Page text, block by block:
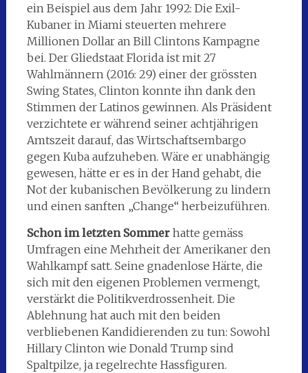
ein Beispiel aus dem Jahr 1992: Die Exil-
Kubaner in Miami steuerten mehrere
Millionen Dollar an Bill Clintons Kampagne
bei. Der Gliedstaat Florida ist mit 27
Wahlmännern (2016: 29) einer der grössten
Swing States, Clinton konnte ihn dank den
Stimmen der Latinos gewinnen. Als Präsident
verzichtete er während seiner achtjährigen
Amtszeit darauf, das Wirtschaftsembargo
gegen Kuba aufzuheben. Wäre er unabhängig
gewesen, hätte er es in der Hand gehabt, die
Not der kubanischen Bevölkerung zu lindern
und einen sanften „Change“ herbeizuführen.
Schon im letzten Sommerhatte gemäss
Umfragen eine Mehrheit der Amerikaner den
Wahlkampf satt. Seine gnadenlose Härte, die
sich mit den eigenen Problemen vermengt,
verstärkt die Politikverdrossenheit. Die
Ablehnung hat auch mit den beiden
verbliebenen Kandidierenden zu tun: Sowohl
Hillary Clinton wie Donald Trump sind
Spaltpilze, ja regelrechte Hassfiguren.